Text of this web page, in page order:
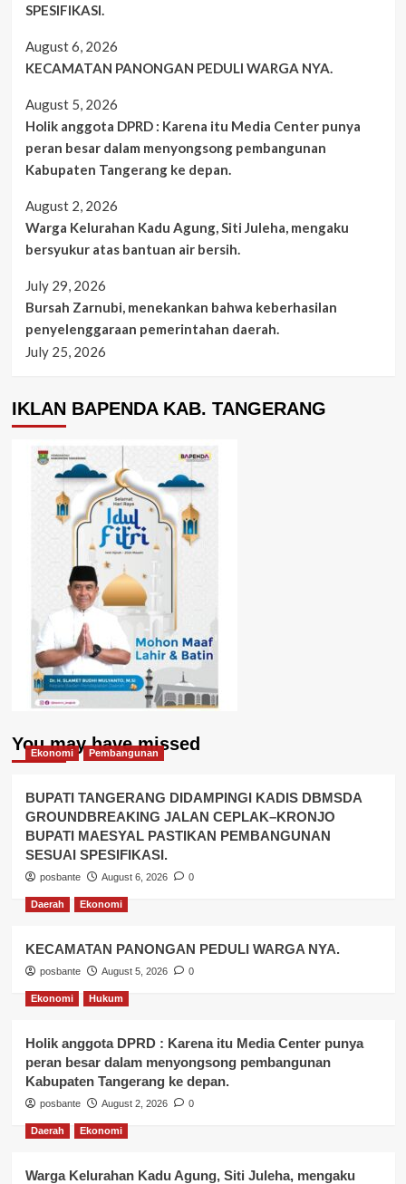
SPESIFIKASI.
August 6, 2026
KECAMATAN PANONGAN PEDULI WARGA NYA.
August 5, 2026
Holik anggota DPRD : Karena itu Media Center punya
peran besar dalam menyongsong pembangunan
Kabupaten Tangerang ke depan.
August 2, 2026
Warga Kelurahan Kadu Agung, Siti Juleha, mengaku
bersyukur atas bantuan air bersih.
July 29, 2026
Bursah Zarnubi, menekankan bahwa keberhasilan
penyelenggaraan pemerintahan daerah.
July 25, 2026
IKLAN BAPENDA KAB. TANGERANG
You may have missed
Ekonomi Pembangunan
BUPATI TANGERANG DIDAMPINGI KADIS DBMSDA
GROUNDBREAKING JALAN CEPLAK–KRONJO
BUPATI MAESYAL PASTIKAN PEMBANGUNAN
SESUAI SPESIFIKASI.
posbante August 6, 2026 0
Daerah Ekonomi
KECAMATAN PANONGAN PEDULI WARGA NYA.
posbante August 5, 2026 0
Ekonomi Hukum
Holik anggota DPRD : Karena itu Media Center punya
peran besar dalam menyongsong pembangunan
Kabupaten Tangerang ke depan.
posbante August 2, 2026 0
Daerah Ekonomi
Warga Kelurahan Kadu Agung, Siti Juleha, mengaku